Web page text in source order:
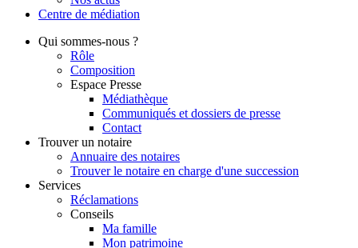
Centre de médiation
Qui sommes-nous ?
Rôle
Composition
Espace Presse
Médiathèque
Communiqués et dossiers de presse
Contact
Trouver un notaire
Annuaire des notaires
Trouver le notaire en charge d'une succession
Services
Réclamations
Conseils
Ma famille
Mon patrimoine